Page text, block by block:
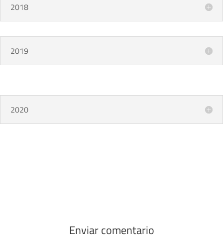
2018
2019
2020
Enviar comentario